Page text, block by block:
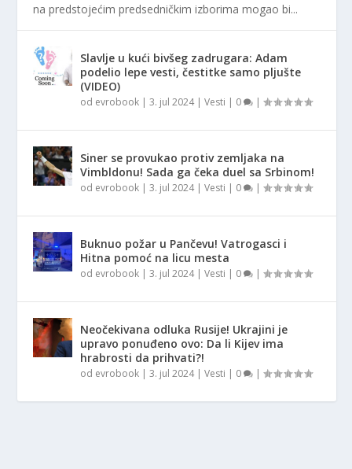
na predstojećim predsedničkim izborima mogao bi...
Slavlje u kući bivšeg zadrugara: Adam
podelio lepe vesti, čestitke samo pljušte
(VIDEO)
od evrobook |3. jul 2024|Vesti | 0 |
Siner se provukao protiv zemljaka na
Vimbldonu! Sada ga čeka duel sa Srbinom!
od evrobook |3. jul 2024|Vesti | 0 |
Buknuo požar u Pančevu! Vatrogasci i
Hitna pomoć na licu mesta
od evrobook |3. jul 2024|Vesti | 0 |
Neočekivana odluka Rusije! Ukrajini je
upravo ponuđeno ovo: Da li Kijev ima
hrabrosti da prihvati?!
od evrobook |3. jul 2024|Vesti | 0 |